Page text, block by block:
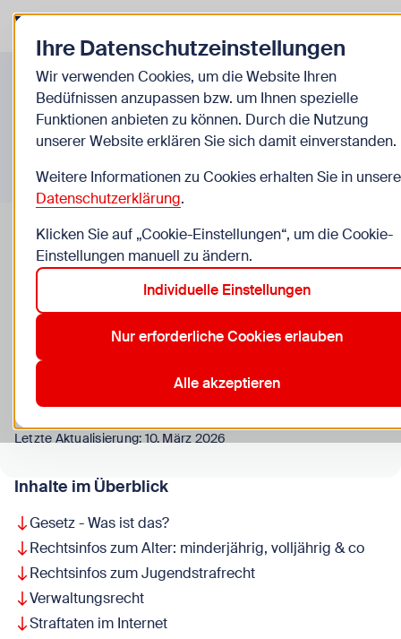
Zurück zur Startseite
Infos A-Z
Recht & Du: Wichtige Begriffe
Hier findest du Rechtsinfos zu den wichtigsten
rechtlichen Begriffe und ihre Bedeutung - good to
know und verständlich erklärt.
Letzte Aktualisierung: 10. März 2026
Inhalte im Überblick
Gesetz - Was ist das?
Rechtsinfos zum Alter: minderjährig, volljährig & co
Rechtsinfos zum Jugendstrafrecht
Verwaltungsrecht
Straftaten im Internet
Ihre Datenschutzeinstellungen
Wir verwenden Cookies, um die Website Ihren
Bedüfnissen anzupassen bzw. um Ihnen spezielle
Funktionen anbieten zu können. Durch die Nutzung
unserer Website erklären Sie sich damit einverstanden.
Weitere Informationen zu Cookies erhalten Sie in
Datenschutzerklärung.
Klicken Sie auf „Cookie-Einstellungen“, um die Cookie-
Einstellungen manuell zu ändern.
Individuelle Einstellungen
Nur erforderliche Cookies erlauben
Alle akzeptieren